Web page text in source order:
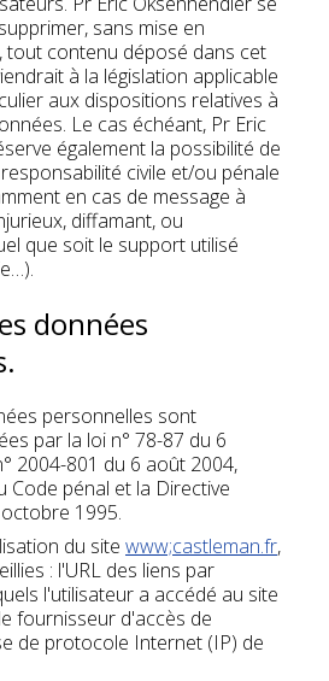
sans mise en
tout contenu déposé dans cet
à la législation applicable
aux dispositions relatives à
Le cas échéant, Pr Eric
également la possibilité de
civile et/ou pénale
en cas de message à
diffamant, ou
que soit le support utilisé
données
personnelles sont
par la loi n° 78-87 du 6
2004-801 du 6 août 2004,
Code pénal et la Directive
1995.
du site www;castleman.fr,
: l'URL des liens par
l'utilisateur a accédé au site
fournisseur d'accès de
de protocole Internet (IP) de